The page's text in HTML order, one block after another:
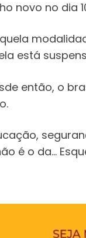
novo no dia
está
então, o
é o da…